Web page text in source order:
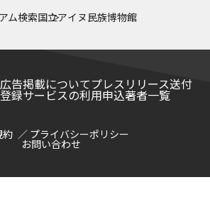
ム検索国立アイヌ民族博物館
広告掲載についてプレスリリース送付
録サービスの利用申込著者一覧
約 プライバシーポリシー
お問い合わせ